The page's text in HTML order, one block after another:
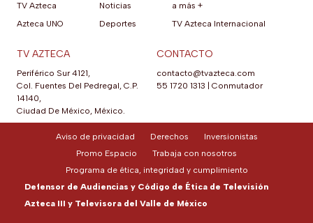
TV Azteca
Azteca UNO
Noticias
Deportes
a más +
TV Azteca Internacional
TV AZTECA
Periférico Sur 4121,
Col. Fuentes Del Pedregal, C.P.
14140,
Ciudad De México, México.
CONTACTO
contacto@tvazteca.com
55 1720 1313
Conmutador
Aviso de privacidad Derechos
Inversionistas
Promo Espacio
Trabaja con nosotros
Programa de ética, integridad y cumplimiento
Defensor de Audiencias y Código de Ética de Televisión
Azteca III y Televisora del Valle de México